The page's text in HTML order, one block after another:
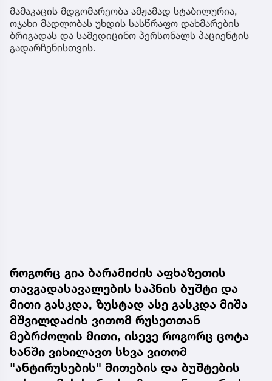
მამაკაცის მდგომარეობა ამჟამად სტაბილურია,
ოჯახი მადლობას უხდის სასწრაფო დახმარების
ბრიგადას და სამედიცინო პერსონალს პაციენტის
გადარჩენისთვის.
როგორც გია ბარამიძის აფხაზეთის
თავგადასავალების საპნის ბუშტი და
მითი გასკდა, ზუსტად ასე გასკდა მიშა
მშვილდაძის ვითომ რუსეთთან
მებრძოლის მითი, ისევე როგორც ცოტა
ხანში ვიხილავთ სხვა ვითომ
"ანტირუსების" მითების და ბუშტების